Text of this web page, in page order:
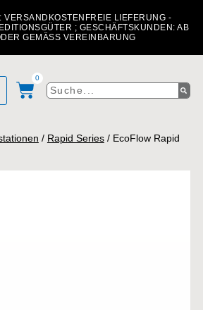
VERSANDKOSTENFREIE LIEFERUNG -
; GESCHÄFTSKUNDEN: AB
GEMÄSS VEREINBARUNG
0
/ Rapid Series/ EcoFlow Rapid